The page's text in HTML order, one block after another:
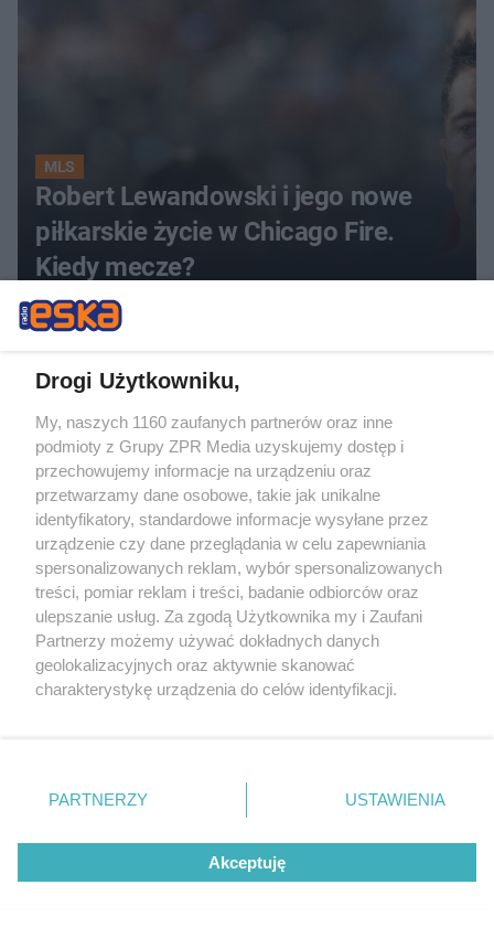
MLS
Robert Lewandowski i jego nowe
piłkarskie życie w Chicago Fire.
Kiedy mecze?
ZOBACZ WIĘCEJ
Drogi Użytkowniku,
My, naszych 1160 zaufanych partnerów oraz inne
podmioty z Grupy ZPR Media uzyskujemy dostęp i
przechowujemy informacje na urządzeniu oraz
przetwarzamy dane osobowe, takie jak unikalne
identyfikatory, standardowe informacje wysyłane przez
urządzenie czy dane przeglądania w celu zapewniania
spersonalizowanych reklam, wybór spersonalizowanych
treści, pomiar reklam i treści, badanie odbiorców oraz
ulepszanie usług. Za zgodą Użytkownika my i Zaufani
Partnerzy możemy używać dokładnych danych
geolokalizacyjnych oraz aktywnie skanować
charakterystykę urządzenia do celów identyfikacji.
zmienić/wycofać klikając przycisk ustawień prywatności
znajdujący się w lewym dolnym rogu strony
rodzaje przetwarzania danych nie wymagają zgody
użytkownika, ale masz prawo sprzeciwić się takiemu
przetwarzaniu. Preferencje będą miały zastosowanie tylko
PARTNERZY USTAWIENIA
Akceptuję